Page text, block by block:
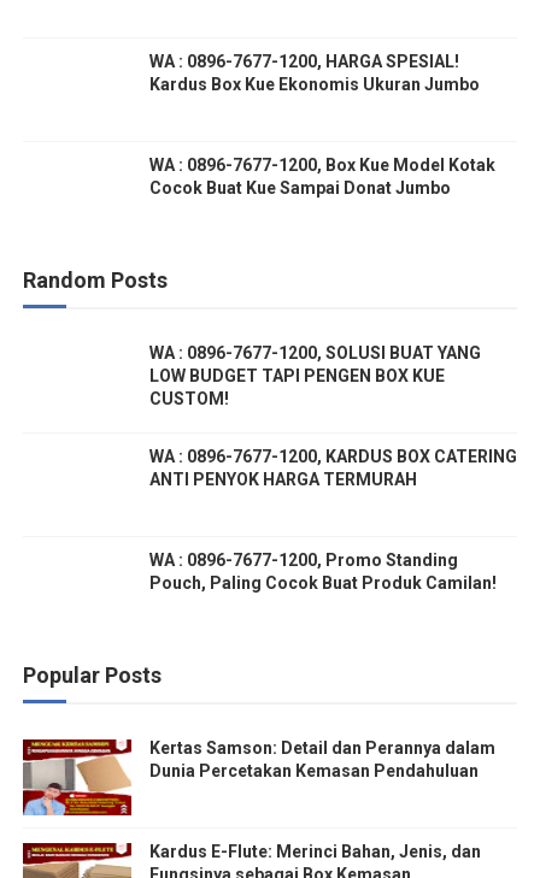
WA : 0896-7677-1200, HARGA SPESIAL!
Kardus Box Kue Ekonomis Ukuran Jumbo
WA : 0896-7677-1200, Box Kue Model Kotak
Cocok Buat Kue Sampai Donat Jumbo
Random Posts
WA : 0896-7677-1200, SOLUSI BUAT YANG
LOW BUDGET TAPI PENGEN BOX KUE
CUSTOM!
WA : 0896-7677-1200, KARDUS BOX CATERING
ANTI PENYOK HARGA TERMURAH
WA : 0896-7677-1200, Promo Standing
Pouch, Paling Cocok Buat Produk Camilan!
Popular Posts
Kertas Samson: Detail dan Perannya dalam
Dunia Percetakan Kemasan Pendahuluan
Kardus E-Flute: Merinci Bahan, Jenis, dan